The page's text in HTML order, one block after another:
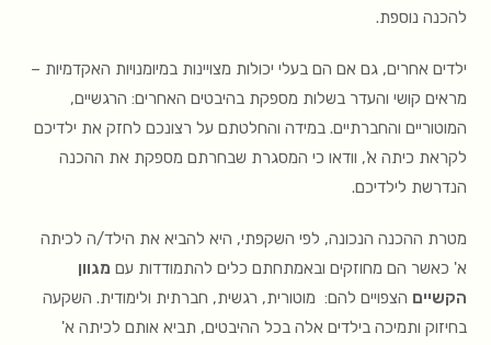
להכנה נוספת.
ילדים אחרים, גם אם הם בעלי יכולות מצויינות במיומנויות האקדמיות –
מראים קושי והעדר בשלות מספקת בהיבטים האחרים: הרגשיים,
המוטוריים והחברתיים. במידה והחלטתם על רצונכם לחזק את ילדיכם
לקראת כיתה א', וודאו כי המסגרת שבחרתם מספקת את ההכנה
הנדרשת לילדיכם.
מטרת ההכנה הנכונה, לפי השקפתי, היא להביא את הילד/ה לכיתה
א' כאשר הם מחוזקים ובאמתחתם כלים להתמודדות עם מגוון
הקשיים הצפויים להם: מוטורית, רגשית, חברתית ולימודית. השקעה
בחיזוק ותמיכה בילדים אלה בכל ההיבטים, תביא אותם לכיתה א'